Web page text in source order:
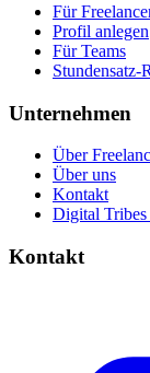
Für
Profil anlegen
Für Teams
Stundensatz-
Unternehmen
Über
Über uns
Kontakt
Digital Tribes
Kontakt